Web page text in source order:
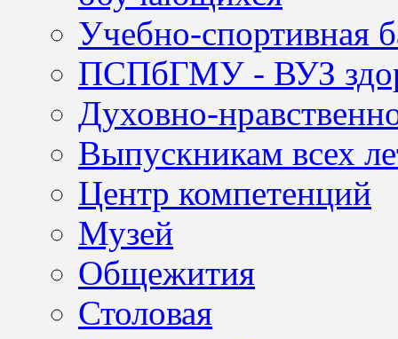
Учебно-спортивная
ПСПбГМУ - ВУЗ
Духовно-
Выпускникам всех
Центр компетенций
Музей
Общежития
Столовая